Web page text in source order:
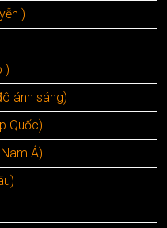
)
)
ánh sáng)
Quốc)
Á)